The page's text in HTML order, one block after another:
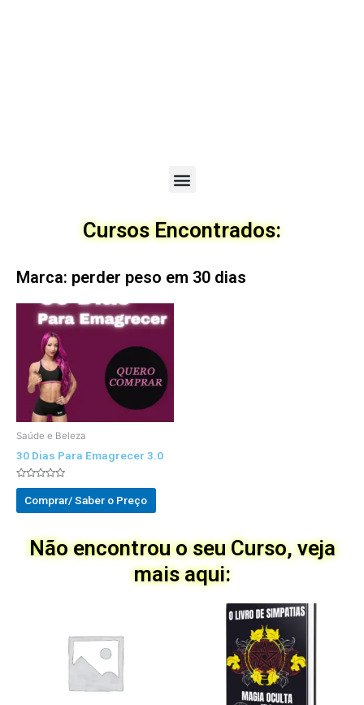
Menu
Cursos Encontrados:
Marca: perder peso em 30 dias
Saúde e Beleza
30 Dias Para Emagrecer 3.0
Avaliado
out
of
Comprar/ Saber o Preço
Não encontrou o seu Curso, veja
mais aqui: